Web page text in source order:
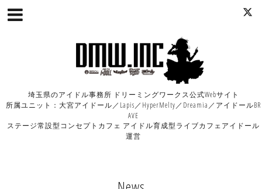
埼玉県のアイドル事務所 ドリーミングワークス公式Webサイト
所属ユニット：大宮アイドール／Lapis／HyperMelty／Dreamia／アイドールBR
AVE
ステージ常設型コンセプトカフェ アイドル育成型ライブカフェアイドール
運営